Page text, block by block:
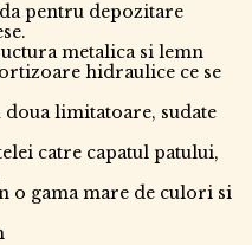
pentru depozitare
metalica si lemn
hidraulice ce se
doua limitatoare, sudate
catre capatul patului,
o gama mare de culori si